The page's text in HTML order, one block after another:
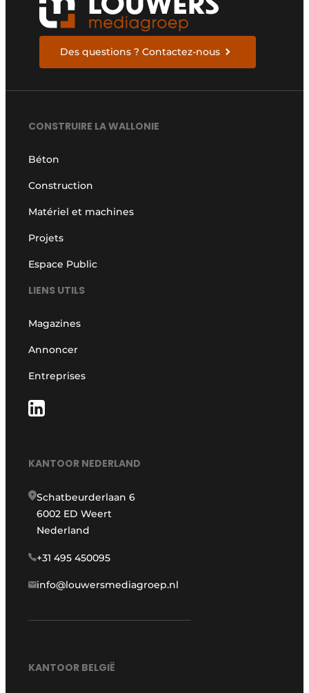
Des questions ? Contactez-nous
CONSTRUIRE LA WALLONIE
Béton
Construction
Matériel et machines
Projets
Espace Public
LIENS UTILS
Magazines
Annoncer
Entreprises
KANTOOR NEDERLAND
Schatbeurderlaan 6
6002 ED Weert
Nederland
+31 495 450095
info@louwersmediagroep.nl
KANTOOR BELGIË